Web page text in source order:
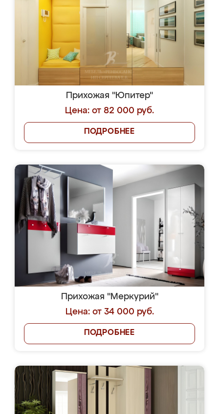
Прихожая "Юпитер"
Цена: от 82 000 руб.
ПОДРОБНЕЕ
Прихожая "Меркурий"
Цена: от 34 000 руб.
ПОДРОБНЕЕ